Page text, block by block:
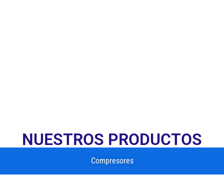
NUESTROS PRODUCTOS
Compresores